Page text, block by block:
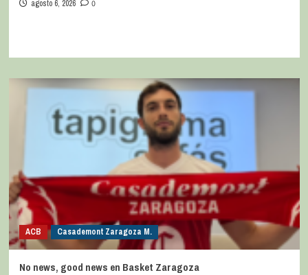
agosto 6, 2026 0
ACB Casademont Zaragoza M.
No news, good news en Basket Zaragoza